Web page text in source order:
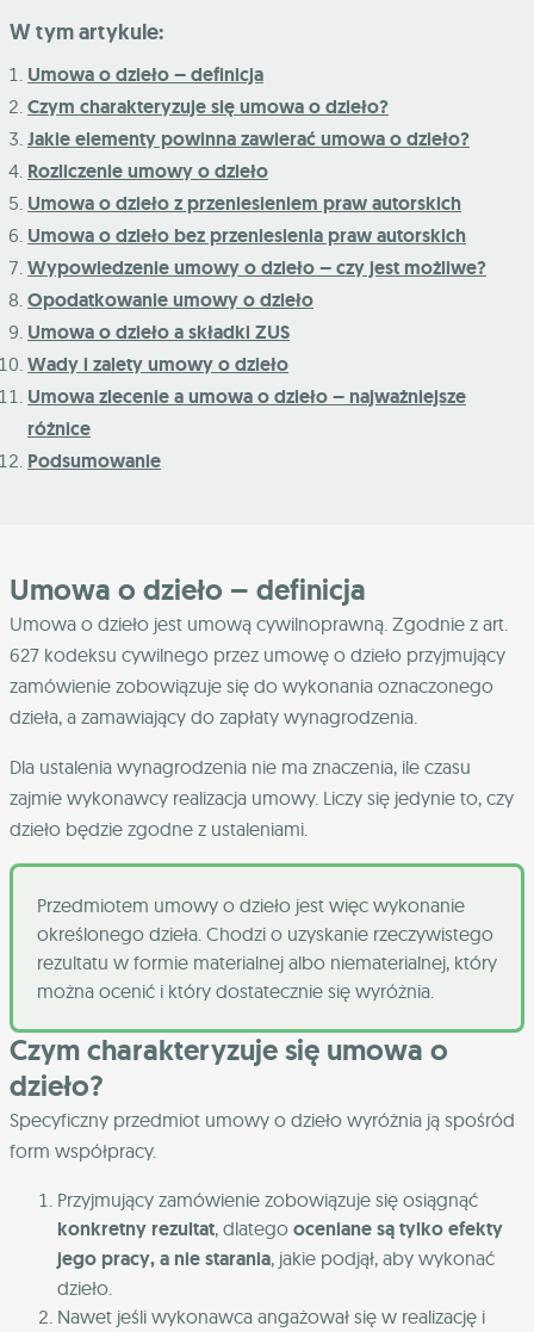
W tym artykule:
Umowa o dzieło – definicja
Czym charakteryzuje się umowa o dzieło?
Jakie elementy powinna zawierać umowa o dzieło?
Rozliczenie umowy o dzieło
Umowa o dzieło z przeniesieniem praw autorskich
Umowa o dzieło bez przeniesienia praw autorskich
Wypowiedzenie umowy o dzieło – czy jest możliwe?
Opodatkowanie umowy o dzieło
Umowa o dzieło a składki ZUS
Wady i zalety umowy o dzieło
Umowa zlecenie a umowa o dzieło – najważniejsze
różnice
Podsumowanie
Umowa o dzieło – definicja
Umowa o dzieło jest umową cywilnoprawną. Zgodnie z art.
627 kodeksu cywilnego przez umowę o dzieło przyjmujący
zamówienie zobowiązuje się do wykonania oznaczonego
dzieła, a zamawiający do zapłaty wynagrodzenia.
Dla ustalenia wynagrodzenia nie ma znaczenia, ile czasu
zajmie wykonawcy realizacja umowy. Liczy się jedynie to, czy
dzieło będzie zgodne z ustaleniami.
Przedmiotem umowy o dzieło jest więc wykonanie
określonego dzieła. Chodzi o uzyskanie rzeczywistego
rezultatu w formie materialnej albo niematerialnej, który
można ocenić i który dostatecznie się wyróżnia.
Czym charakteryzuje się umowa o
dzieło?
Specyficzny przedmiot umowy o dzieło wyróżnia ją spośród
form współpracy.
Przyjmujący zamówienie zobowiązuje się osiągnąć
konkretny rezultat, dlatego oceniane są tylko efekty
jego pracy, a nie starania, jakie podjął, aby wykonać
dzieło.
Nawet jeśli wykonawca angażował się w realizację i